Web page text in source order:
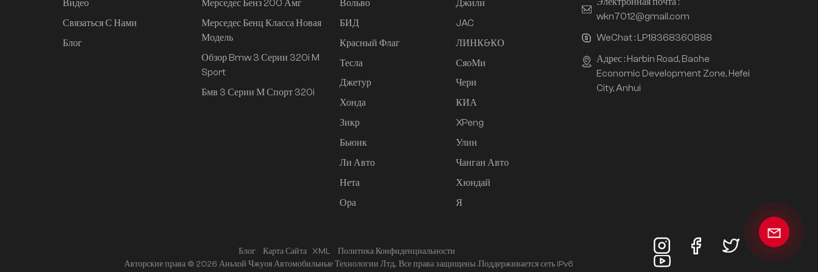
Mi SU7 2024, 830 км,
Видео
Связаться С Нами
Блог
Мерседес Бенз 200 Амг
Мерседес Бенц Класса Новая
Модель
Обзор Bmw 3 Серии 320i M
Sport
Бмв 3 Серии М Спорт 320i
Вольво
БИД
Красный Флаг
Тесла
Джетур
Хонда
Зикр
Бьюик
Ли Авто
Нета
Ора
Джили
JAC
ЛИНК&КО
СяоМи
Чери
КИА
XPeng
Улин
Чанган Авто
Хюндай
Я
wkn7012@gmail.com
WeChat : LP18368360888
Адрес : Harbin Road, Baohe
Economic Development Zone, Hefei
City, Anhui
Блог Карта Сайта XML
Политика Конфиденциальности
Авторские права © 2026 Аньхой Чжуоя Автомобильные Технологии Лтд.. Все права защищены .Поддерживается сеть IPv6